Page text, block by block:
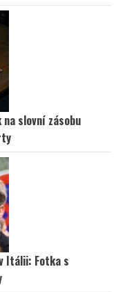
slovní zásobu
Itálii: Fotka s